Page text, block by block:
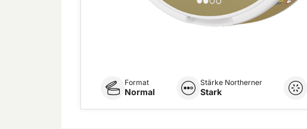
Format
Normal
Stärke Northerner
Stark